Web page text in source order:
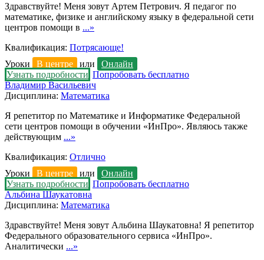
Здравствуйте! Меня зовут Артем Петрович. Я педагог по
математике, физике и английскому языку в федеральной сети
центров помощи в ...»
Квалификация: Потрясающе!
Уроки
В центре или
Онлайн
Узнать подробности Попробовать бесплатно
Владимир Васильевич
Дисциплина: Математика
Я репетитор по Математике и Информатике Федеральной
сети центров помощи в обучении «ИнПро». Являюсь также
действующим ...»
Квалификация: Отлично
Уроки
В центре или
Онлайн
Узнать подробности Попробовать бесплатно
Альбина Шаукатовна
Дисциплина: Математика
Здравствуйте! Меня зовут Альбина Шаукатовна! Я репетитор
Федерального образовательного сервиса «ИнПро».
Аналитически ...»